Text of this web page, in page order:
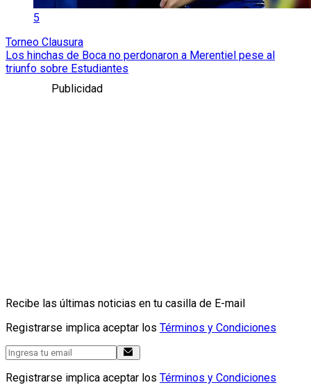
5
Torneo Clausura
Los hinchas de Boca no perdonaron a Merentiel pese al
triunfo sobre Estudiantes
Publicidad
Recibe las últimas noticias en tu casilla de E-mail
Registrarse implica aceptar los Términos y Condiciones
Registrarse implica aceptar los Términos y Condiciones